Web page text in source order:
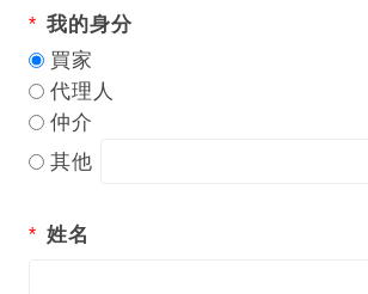
我的身分
買家
代理人
仲介
其他
姓名